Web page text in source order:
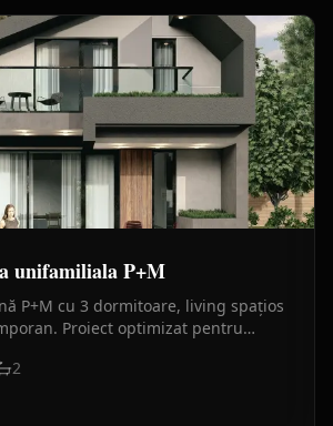
unifamiliala P+M
P+M cu 3 dormitoare, living spațios
Proiect optimizat pentru
2